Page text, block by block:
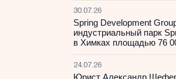
30.07.26
Spring Development
индустриальный парк
в Химках площадью 76
24.07.26
Юрист Александр